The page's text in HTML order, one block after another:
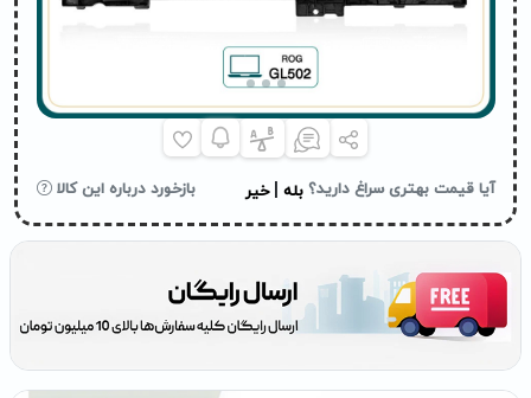
آیا قیمت بهتری سراغ دارید؟ بله خیر بازخورد درباره این کالا